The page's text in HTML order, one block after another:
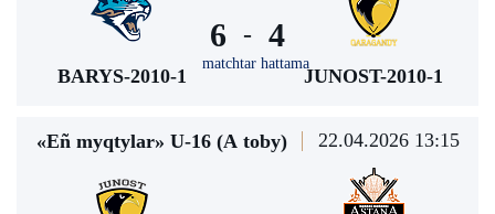
BARYS-2010-1
6 -
matchtar hattama
4
JUNOST-2010-1
«Eñ myqtylar» U-16 (А toby) 22.04.2026 13:15